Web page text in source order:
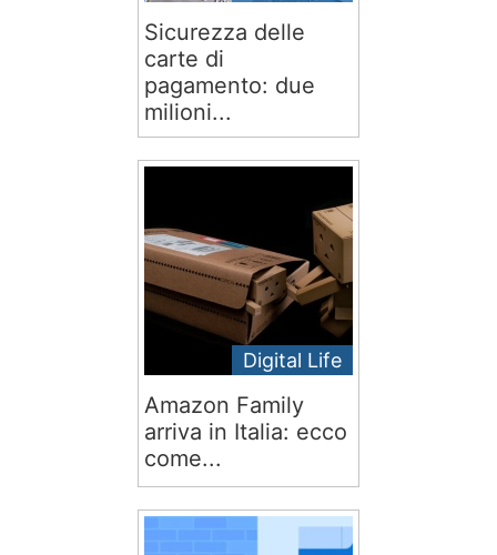
Sicurezza delle
carte di
pagamento: due
milioni...
Digital Life
Amazon Family
arriva in Italia: ecco
come...